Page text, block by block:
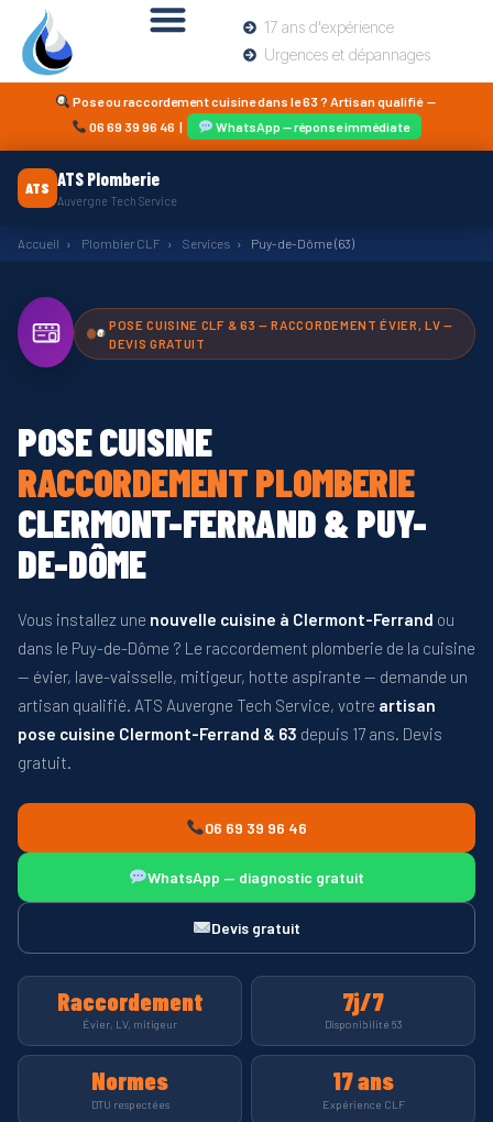
17 ans d'expérience
Urgences et dépannages
Pose ou raccordement cuisine dans le 63 ? Artisan qualifié —
06 69 39 96 46 | WhatsApp — réponse immédiate
ATS ATS Plomberie
Auvergne Tech Service
Accueil › Plombier CLF › Services › Puy-de-Dôme (63)
POSE CUISINE CLF & 63 — RACCORDEMENT ÉVIER, LV —
DEVIS GRATUIT
POSE CUISINE
RACCORDEMENT PLOMBERIE
CLERMONT-FERRAND & PUY-
DE-DÔME
Vous installez une nouvelle cuisine à Clermont-Ferrand ou
dans le Puy-de-Dôme ? Le raccordement plomberie de la cuisine
— évier, lave-vaisselle, mitigeur, hotte aspirante — demande un
artisan qualifié. ATS Auvergne Tech Service, votre artisan
pose cuisine Clermont-Ferrand & 63 depuis 17 ans. Devis
gratuit.
06 69 39 96 46
WhatsApp — diagnostic gratuit
Devis gratuit
Raccordement
Évier, LV, mitigeur
7j/7
Disponibilité 63
Normes
DTU respectées
17 ans
Expérience CLF